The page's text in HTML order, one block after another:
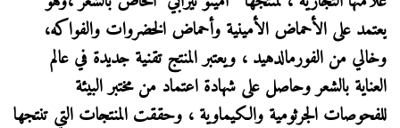
يعتمد على الأحماض الأمينية وأحماض الخضروات والفواكه،
وخالي من الفورمالدهيد ، ويعتبر المنتج تقنية جديدة في عالم
العناية بالشعر وحاصل على شهادة اعتماد من مختبر البيئة
للفحوصات الجرثومية والكيماوية ، وحققت المنتجات التي تنتجها